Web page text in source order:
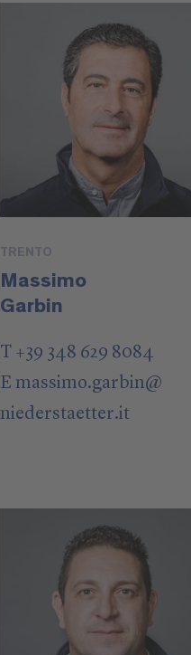
TRENTO
Massimo
Garbin
T +39 348 629 8084
E massimo.garbin@
niederstaetter.it